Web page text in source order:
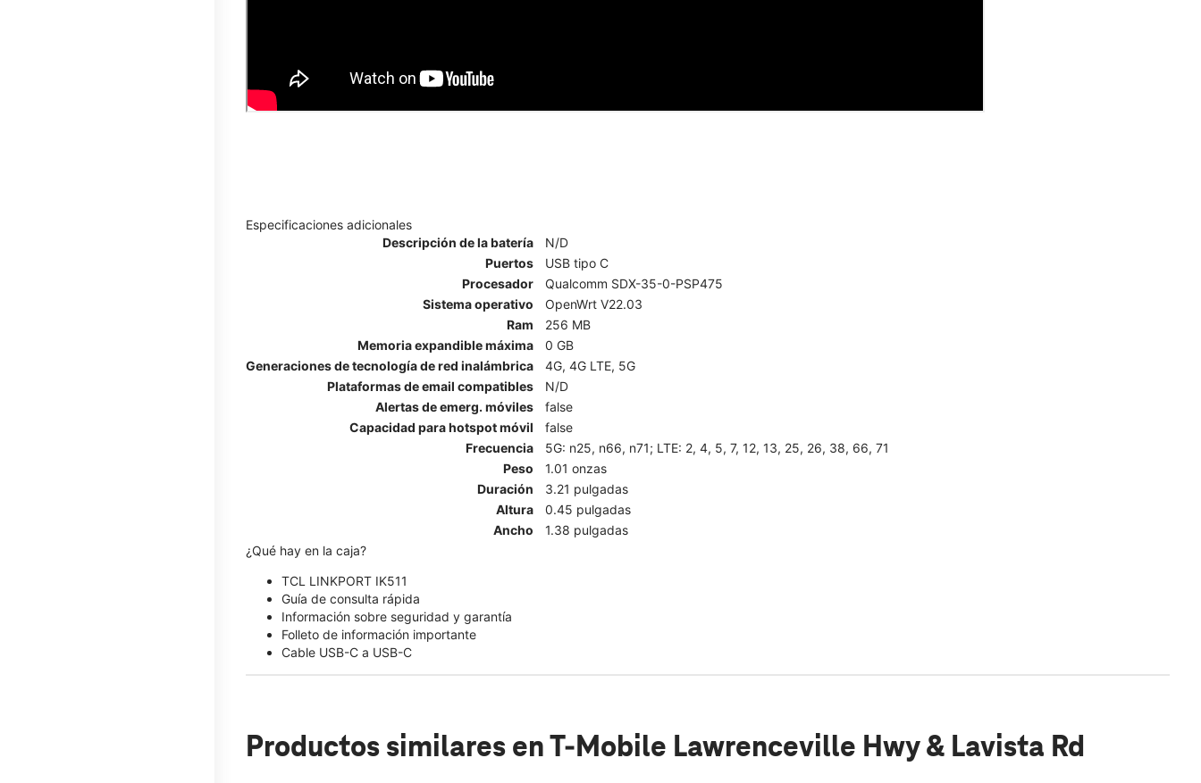
Especificaciones adicionales
Descripción de la batería
N/D
Puertos
USB tipo C
Procesador
Qualcomm SDX-35-0-PSP475
Sistema operativo
OpenWrt V22.03
Ram
256 MB
Memoria expandible máxima
0 GB
Generaciones de tecnología de red inalámbrica
4G, 4G LTE, 5G
Plataformas de email compatibles
N/D
Alertas de emerg. móviles
false
Capacidad para hotspot móvil
false
Frecuencia
5G: n25, n66, n71; LTE: 2, 4, 5, 7, 12, 13, 25, 26, 38, 66, 71
Peso
1.01 onzas
Duración
3.21 pulgadas
Altura
0.45 pulgadas
Ancho
1.38 pulgadas
¿Qué hay en la caja?
TCL LINKPORT IK511
Guía de consulta rápida
Información sobre seguridad y garantía
Folleto de información importante
Cable USB-C a USB-C
Productos similares en T-Mobile Lawrenceville Hwy & Lavista Rd